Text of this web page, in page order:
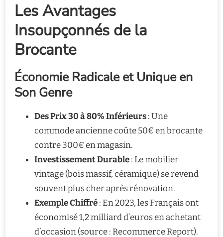
Les Avantages
Insoupçonnés de la
Brocante
Économie Radicale et Unique en
Son Genre
Des Prix 30 à 80% Inférieurs: Une
commode ancienne coûte 50€ en brocante
contre 300€ en magasin.
Investissement Durable: Le mobilier
vintage (bois massif, céramique) se revend
souvent plus cher après rénovation.
Exemple Chiffré: En 2023, les Français ont
économisé 1,2 milliard d’euros en achetant
d’occasion (source : Recommerce Report).